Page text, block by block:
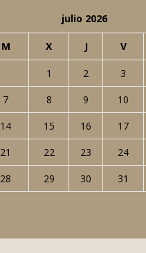
julio 2026
M X J V
1 2 3
7 8 9 10
14 15 16 17
21 22 23 24
28 29 30
31